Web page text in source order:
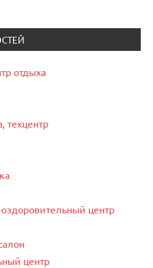
отдыха
техцентр
центр
центр